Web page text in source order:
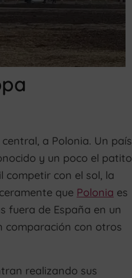
a Polonia. Un país
y un poco el patito
competir con el sol, la
que Polonia es
fuera de España en un
comparación con otros
realizando sus